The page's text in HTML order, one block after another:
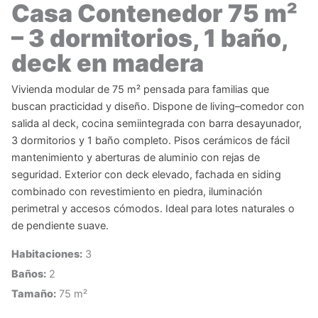
Casa Contenedor 75 m²
– 3 dormitorios, 1 baño,
deck en madera
Vivienda modular de 75 m² pensada para familias que
buscan practicidad y diseño. Dispone de living–comedor con
salida al deck, cocina semiintegrada con barra desayunador,
3 dormitorios y 1 baño completo. Pisos cerámicos de fácil
mantenimiento y aberturas de aluminio con rejas de
seguridad. Exterior con deck elevado, fachada en siding
combinado con revestimiento en piedra, iluminación
perimetral y accesos cómodos. Ideal para lotes naturales o
de pendiente suave.
Habitaciones: 3
Baños: 2
Tamaño: 75 m²